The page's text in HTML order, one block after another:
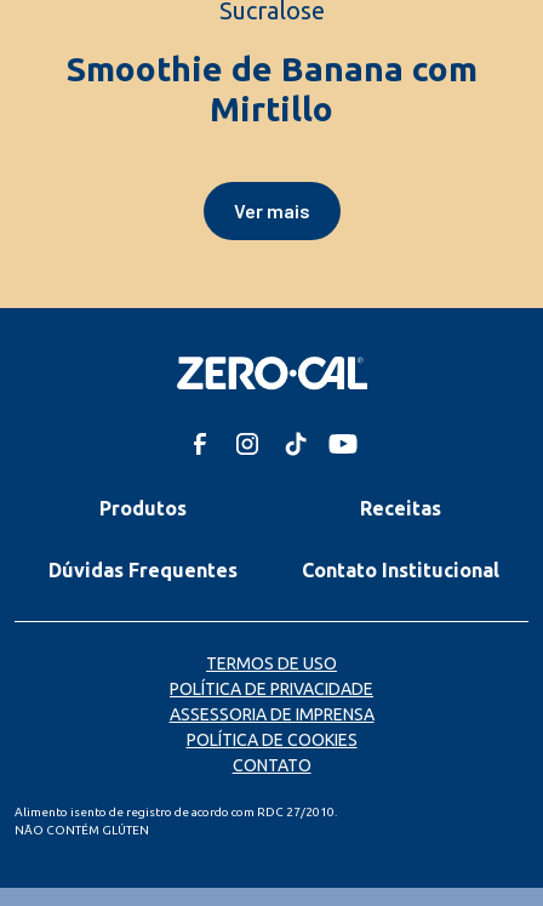
Sucralose
Smoothie de Banana com
Mirtillo
Ver mais
Produtos Receitas
Contato Institucional
Dúvidas Frequentes
TERMOS DE USO
POLÍTICA DE PRIVACIDADE
ASSESSORIA DE IMPRENSA
POLÍTICA DE COOKIES
CONTATO
Alimento isento de registro de acordo com RDC 27/2010.
NÃO CONTÉM GLÚTEN